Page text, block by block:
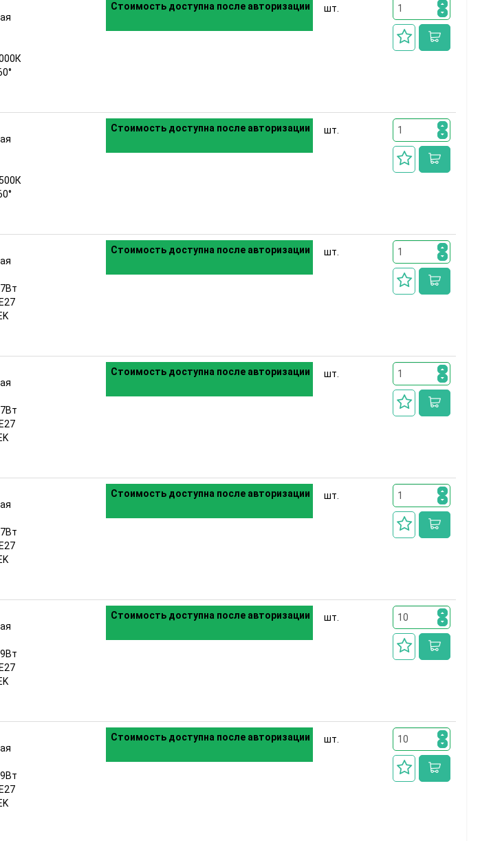
Стоимость доступна после авторизации шт.
Стоимость доступна после авторизации шт.
Стоимость доступна после авторизации шт.
Стоимость доступна после авторизации шт.
Стоимость доступна после авторизации шт.
Стоимость доступна после авторизации шт.
Стоимость доступна после авторизации шт.